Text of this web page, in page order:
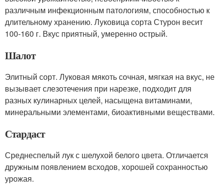
различным инфекционным патологиям, способностью к
длительному хранению. Луковица сорта Стурон весит
100-160 г. Вкус приятный, умеренно острый.
Шалот
Элитный сорт. Луковая мякоть сочная, мягкая на вкус, не
вызывает слезотечения при нарезке, подходит для
разных кулинарных целей, насыщена витаминами,
минеральными элементами, биоактивными веществами.
Стардаст
Среднеспелый лук с шелухой белого цвета. Отличается
дружным появлением всходов, хорошей сохранностью
урожая.